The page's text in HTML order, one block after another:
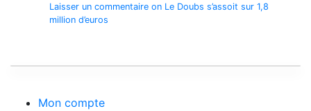
Laisser un commentaire on Le Doubs s’assoit sur 1,8
million d’euros
Mon compte